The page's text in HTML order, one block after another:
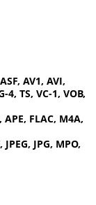
AV1, AVI,
4, TS, VC-1, VOB,
FLAC, M4A,
JPG, MPO,